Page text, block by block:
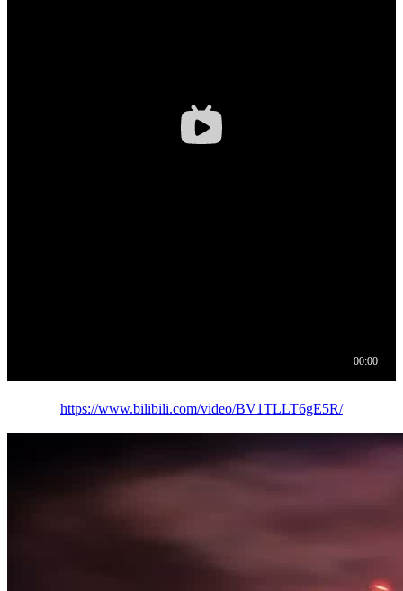
https://www.bilibili.com/video/BV1TLLT6gE5R/